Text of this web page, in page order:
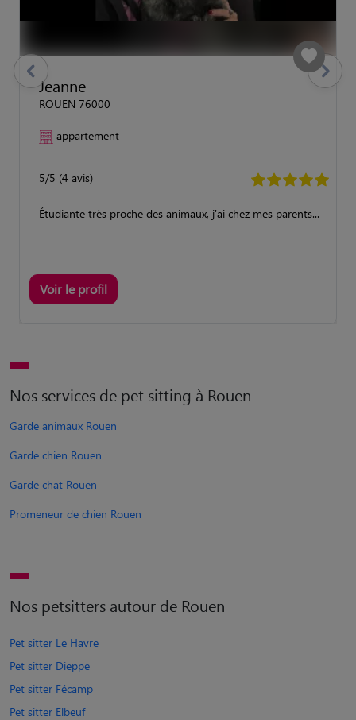
Jeanne
ROUEN 76000
appartement
5/5 (4 avis)
Étudiante très proche des animaux, j'ai chez mes parents...
Voir le profil
previous Suivant
Nos services de pet sitting à Rouen
Garde animaux Rouen
Garde chien Rouen
Garde chat Rouen
Promeneur de chien Rouen
Nos petsitters autour de Rouen
Pet sitter Le Havre
Pet sitter Dieppe
Pet sitter Fécamp
Pet sitter Elbeuf